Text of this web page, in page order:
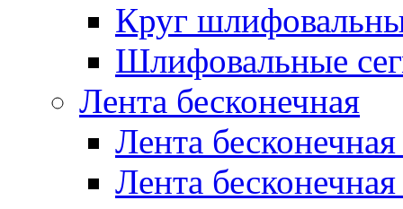
Круг
Шлифовальные
Лента бесконечная
Лента
Лента